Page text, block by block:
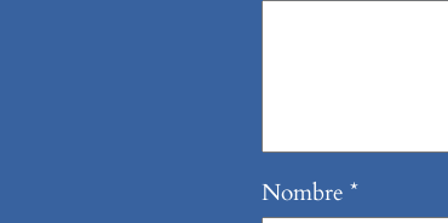
Nombre *